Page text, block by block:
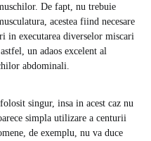
De fapt, nu trebuie
acestea fiind necesare
in executarea diverselor miscari
un adaos excelent al
abdominali.
singur, insa in acest caz nu
simpla utilizare a centurii
de exemplu, nu va duce